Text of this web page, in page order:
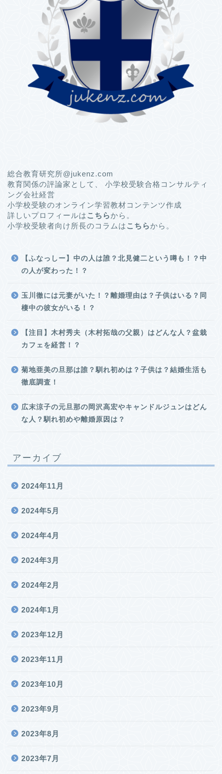
総合教育研究所@jukenz.com
教育関係の評論家として、 小学校受験合格コンサルティ
ング会社経営
小学校受験のオンライン学習教材コンテンツ作成
詳しいプロフィールはこちらから。
小学校受験者向け所長のコラムはこちらから。
【ふなっしー】中の人は誰？北見健二という噂も！？中
の人が変わった！？
玉川徹には元妻がいた！？離婚理由は？子供はいる？同
棲中の彼女がいる！？
【注目】木村秀夫（木村拓哉の父親）はどんな人？盆栽
カフェを経営！？
菊地亜美の旦那は誰？馴れ初めは？子供は？結婚生活も
徹底調査！
広末涼子の元旦那の岡沢高宏やキャンドルジュンはどん
な人？馴れ初めや離婚原因は？
アーカイブ
2024年11月
2024年5月
2024年4月
2024年3月
2024年2月
2024年1月
2023年12月
2023年11月
2023年10月
2023年9月
2023年8月
2023年7月